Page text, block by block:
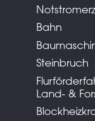
Bahn
Steinbruch
Land- &